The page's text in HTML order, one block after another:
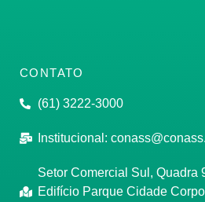
CONTATO
(61) 3222-3000
Institucional:
Setor Comercial Sul, Quadra
Edifício Parque Cidade